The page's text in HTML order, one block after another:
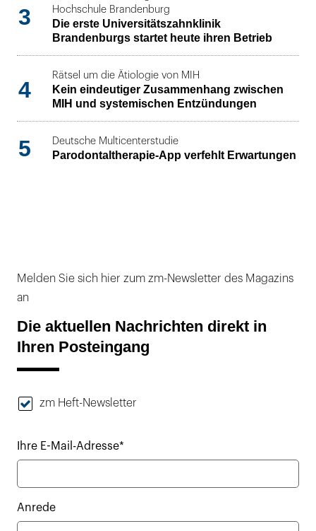
3
Hochschule Brandenburg
Die erste Universitätszahnklinik
Brandenburgs startet heute ihren Betrieb
4
Rätsel um die Ätiologie von MIH
Kein eindeutiger Zusammenhang zwischen
MIH und systemischen Entzündungen
5 Deutsche Multicenterstudie
Parodontaltherapie-App verfehlt Erwartungen
Melden Sie sich hier zum zm-Newsletter des Magazins
an
Die aktuellen Nachrichten direkt in
Ihren Posteingang
zm Heft-Newsletter
Ihre E-Mail-Adresse*
Anrede